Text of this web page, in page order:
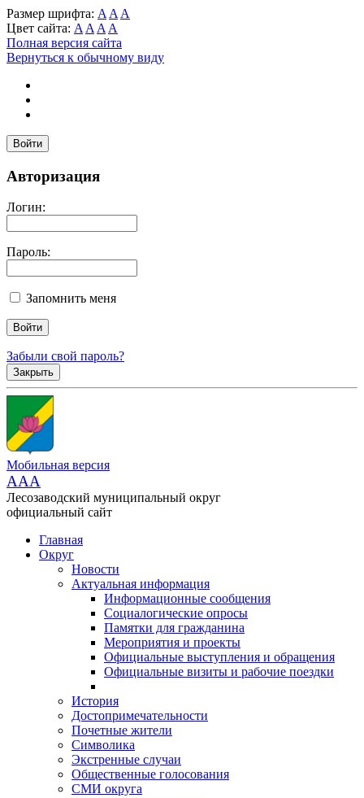
Размер шрифта: A A A
Цвет сайта: A A A A
Полная версия сайта
Вернуться к обычному виду
Войти
Авторизация
Логин:
Пароль:
Запомнить меня
Забыли свой пароль?
Закрыть
Мобильная версия
AAA
Лесозаводский муниципальный округ
официальный сайт
Главная
Округ
Новости
Актуальная информация
Информационные сообщения
Социалогические опросы
Памятки для гражданина
Мероприятия и проекты
Официальные выступления и обращения
Официальные визиты и рабочие поездки
История
Достопримечательности
Почетные жители
Символика
Экстренные случаи
Общественные голосования
СМИ округа